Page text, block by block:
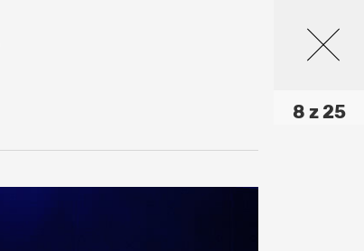
8 z 25